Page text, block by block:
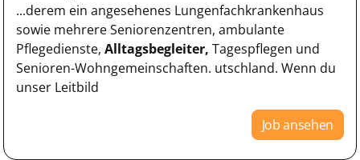
...derem ein angesehenes Lungenfachkrankenhaus
sowie mehrere Seniorenzentren, ambulante
Pflegedienste, Alltagsbegleiter, Tagespflegen und
Senioren-Wohngemeinschaften. utschland. Wenn du
unser Leitbild
Job ansehen